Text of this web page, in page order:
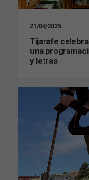
21/04/2025
Tijarafe
una
y letras